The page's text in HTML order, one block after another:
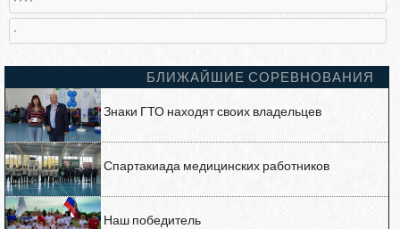
БЛИЖАЙШИЕ СОРЕВНОВАНИЯ
Знаки ГТО находят своих владельцев
Спартакиада медицинских работников
Наш победитель